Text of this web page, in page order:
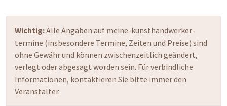
Wichtig:Alle Angaben auf meine-kunsthandwerker-
termine (insbesondere Termine, Zeiten und Preise) sind
ohne Gewähr und können zwischenzeitlich geändert,
verlegt oder abgesagt worden sein. Für verbindliche
Informationen, kontaktieren Sie bitte immer den
Veranstalter.